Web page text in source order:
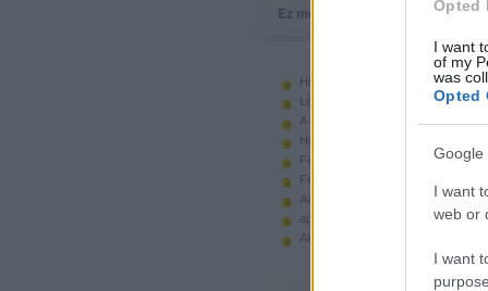
Opted
I want
of my
was
Opted
Google
I want
web or
I want
Ez megy
Hiányzó elemek beszerzése
Legoland Németország 2010
A kastélyok képes története
Használt legót piacról
Feltörjük a legó ugart
Fehérítsd ki!
Az Indiana Jones készletek
apró. hirdetés.
Akciók, újdonságok a polcon,